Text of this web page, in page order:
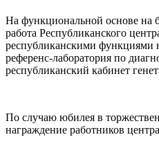
На функциональной основе на
работа Республиканского
республиканскими функциями
референс-лаборатория по
республиканский кабинет
По случаю юбилея в
награждение работников